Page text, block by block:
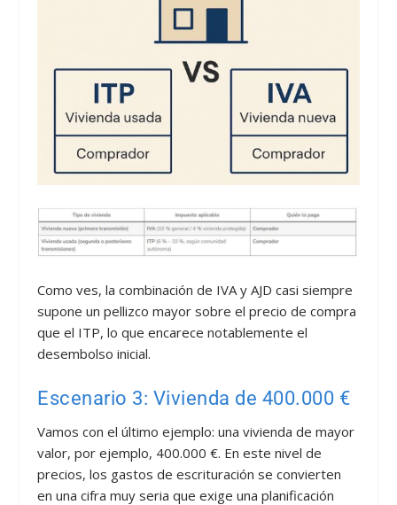
Como ves, la combinación de IVA y AJD casi siempre
supone un pellizco mayor sobre el precio de compra
que el ITP, lo que encarece notablemente el
desembolso inicial.
Escenario 3: Vivienda de 400.000 €
Vamos con el último ejemplo: una vivienda de mayor
valor, por ejemplo, 400.000 €. En este nivel de
precios, los gastos de escrituración se convierten
en una cifra muy seria que exige una planificación